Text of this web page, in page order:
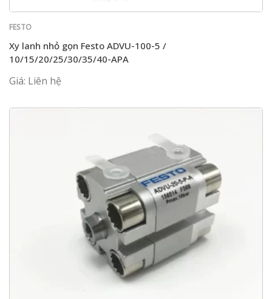
FESTO
Xy lanh nhỏ gọn Festo ADVU-100-5 /
10/15/20/25/30/35/40-APA
Giá: Liên hệ